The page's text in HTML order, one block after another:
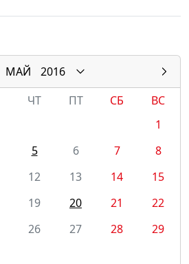
МАЙ
2016
ЧТ ПТ СБ
ВС
1
5 6 7
8
12 13 14
15
19 20 21
22
26 27 28
29